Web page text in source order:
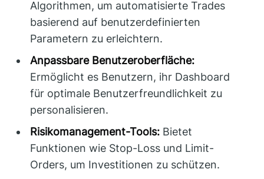
Algorithmen, um automatisierte Trades
basierend auf benutzerdefinierten
Parametern zu erleichtern.
Anpassbare Benutzeroberfläche:
Ermöglicht es Benutzern, ihr Dashboard
für optimale Benutzerfreundlichkeit zu
personalisieren.
Risikomanagement-Tools: Bietet
Funktionen wie Stop-Loss und Limit-
Orders, um Investitionen zu schützen.